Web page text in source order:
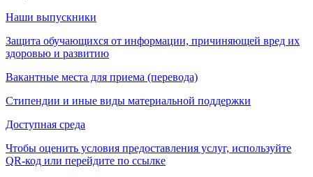
Наши выпускники
Защита обучающихся от информации, причиняющей вред их
здоровью и развитию
Вакантные места для приема (перевода)
Стипендии и иные виды материальной поддержки
Доступная среда
Чтобы оценить условия предоставления услуг, используйте
QR-код или перейдите по ссылке